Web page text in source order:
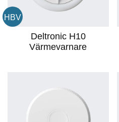
HBV
Deltronic H10
Värmevarnare